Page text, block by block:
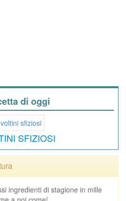
di oggi
SFIZIOSI
ingredienti di stagione in mille